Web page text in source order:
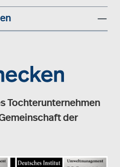
Tochterunternehmen
der